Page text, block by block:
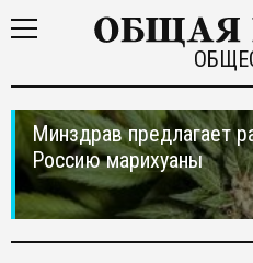
Минздрав предлагает
Россию марихуаны